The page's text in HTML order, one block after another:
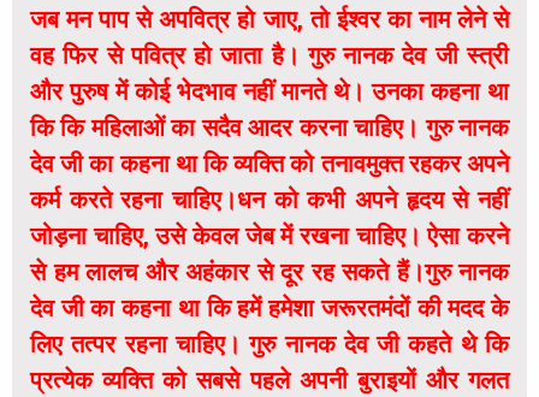
जब मन पाप से अपवित्र हो जाए, तो ईश्वर का नाम लेने से
वह फिर से पवित्र हो जाता है। गुरु नानक देव जी स्त्री
और पुरुष में कोई भेदभाव नहीं मानते थे। उनका कहना था
कि कि महिलाओं का सदैव आदर करना चाहिए। गुरु नानक
देव जी का कहना था कि व्यक्ति को तनावमुक्त रहकर अपने
कर्म करते रहना चाहिए।धन को कभी अपने हृदय से नहीं
जोड़ना चाहिए, उसे केवल जेब में रखना चाहिए। ऐसा करने
से हम लालच और अहंकार से दूर रह सकते हैं।गुरु नानक
देव जी का कहना था कि हमें हमेशा जरूरतमंदों की मदद के
लिए तत्पर रहना चाहिए। गुरु नानक देव जी कहते थे कि
प्रत्येक व्यक्ति को सबसे पहले अपनी बुराइयों और गलत